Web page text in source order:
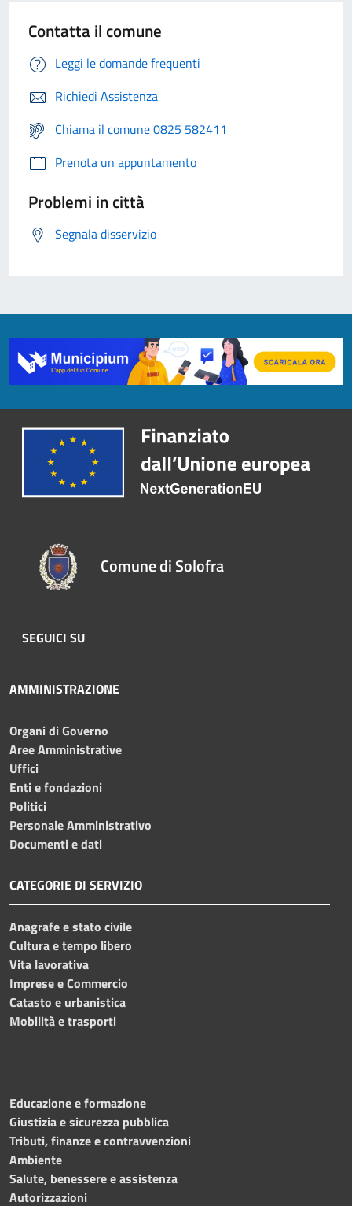
Contatta il comune
Leggi le domande frequenti
Richiedi Assistenza
Chiama il comune 0825 582411
Prenota un appuntamento
Problemi in città
Segnala disservizio
Comune di Solofra
SEGUICI SU
AMMINISTRAZIONE
Organi di Governo
Aree Amministrative
Uffici
Enti e fondazioni
Politici
Personale Amministrativo
Documenti e dati
CATEGORIE DI SERVIZIO
Anagrafe e stato civile
Cultura e tempo libero
Vita lavorativa
Imprese e Commercio
Catasto e urbanistica
Mobilità e trasporti
Educazione e formazione
Giustizia e sicurezza pubblica
Tributi, finanze e contravvenzioni
Ambiente
Salute, benessere e assistenza
Autorizzazioni